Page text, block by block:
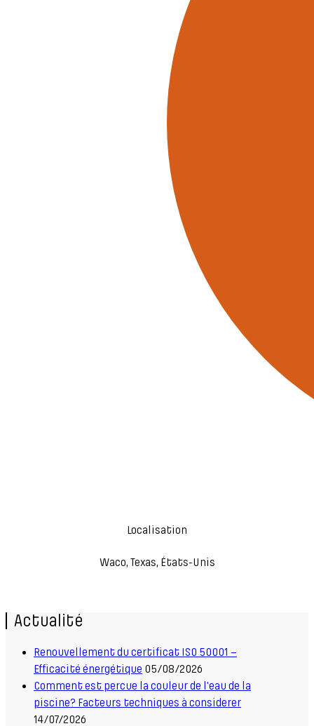
Localisation
Waco, Texas, États-Unis
Actualité
Renouvellement du certificat ISO 50001 –
Efficacité énergétique 05/08/2026
Comment est percue la couleur de l'eau de la
piscine? Facteurs techniques à considerer
14/07/2026